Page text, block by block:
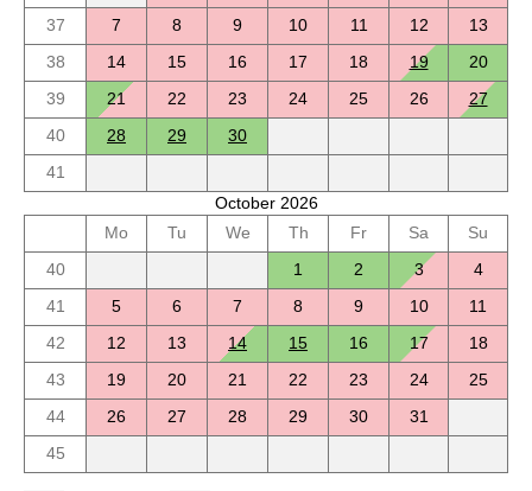
37
7 8 9 10 11 12
13
38
14 15 16 17 18 19
20
39
21 22 23 24 25 26
27
40
28 29
30
41
October 2026
Mo
Tu We Th Fr Sa
Su
40
1 2 3
4
41
5 6 7 8 9 10
11
42
12 13 14 15 16 17
18
43
19 20 21 22 23 24
25
44
26 27 28 29 30
31
45